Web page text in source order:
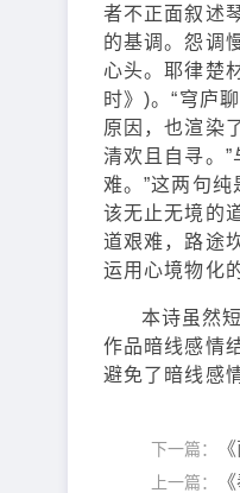
者不正面叙述
的基调。怨调
心头。耶律楚
时》)。“穹庐
原因，也渲染
清欢且自寻。
难。”这两句
该无止无境的
道艰难，路途
运用心境物化
本诗虽然
作品暗线感情
避免了暗线感
下一篇：
上一篇：